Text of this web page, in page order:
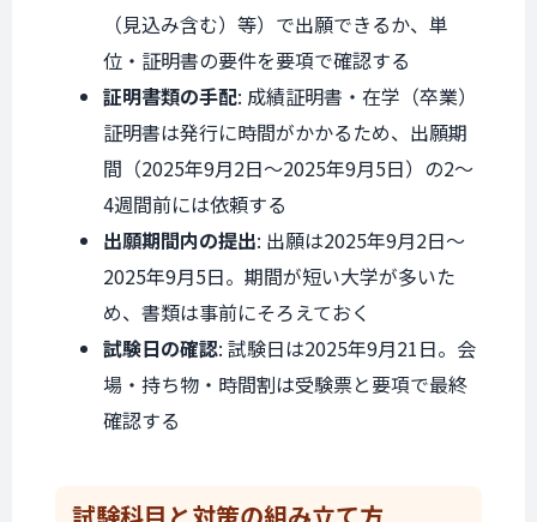
（見込み含む）等）で出願できるか、単
位・証明書の要件を要項で確認する
証明書類の手配: 成績証明書・在学（卒業）
証明書は発行に時間がかかるため、出願期
間（2025年9月2日〜2025年9月5日）の2〜
4週間前には依頼する
出願期間内の提出: 出願は2025年9月2日〜
2025年9月5日。期間が短い大学が多いた
め、書類は事前にそろえておく
試験日の確認: 試験日は2025年9月21日。会
場・持ち物・時間割は受験票と要項で最終
確認する